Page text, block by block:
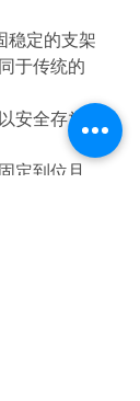
稳定的支架
于传统的
安全存放
定到位且